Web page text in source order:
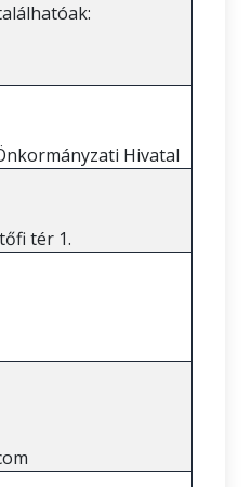
Hivatal
tér 1.